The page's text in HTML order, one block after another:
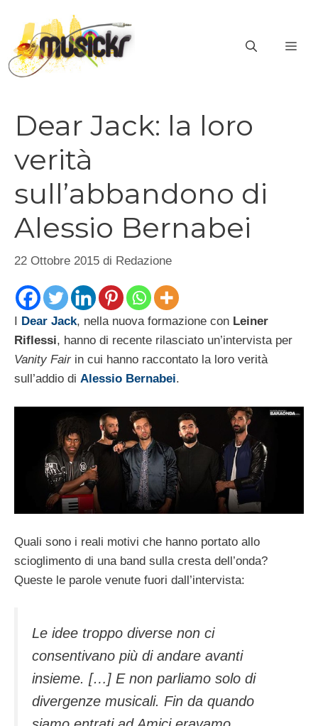
contenuto
Dear Jack: la loro
verità
sull’abbandono di
Alessio Bernabei
22 Ottobre 2015 di Redazione
Dear Jack, nella nuova formazione con Leiner
Riflessi, hanno di recente rilasciato un’intervista per
Vanity Fairin cui hanno raccontato la loro verità
sull’addio di Alessio Bernabei.
Quali sono i reali motivi che hanno portato allo
scioglimento di una band sulla cresta dell’onda?
Queste le parole venute fuori dall’intervista:
Le idee troppo diverse non ci
consentivano più di andare avanti
insieme. […] E non parliamo solo di
divergenze musicali. Fin da quando